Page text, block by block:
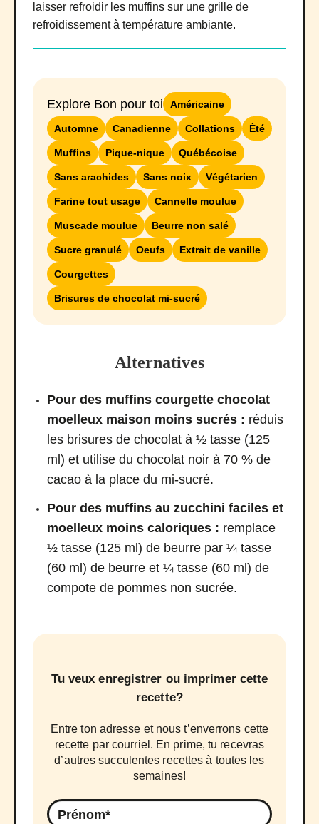
laisser refroidir les muffins sur une grille de
refroidissement à température ambiante.
Explore Bon pour toi Américaine
Automne Canadienne Collations Été
Muffins Pique-nique Québécoise
Sans arachides Sans noix Végétarien
Farine tout usage Cannelle moulue
Muscade moulue Beurre non salé
Sucre granulé Oeufs Extrait de vanille
Courgettes
Brisures de chocolat mi-sucré
Alternatives
Pour des muffins courgette chocolat
moelleux maison moins sucrés : réduis
les brisures de chocolat à ½ tasse (125
ml) et utilise du chocolat noir à 70 % de
cacao à la place du mi-sucré.
Pour des muffins au zucchini faciles et
moelleux moins caloriques : remplace
½ tasse (125 ml) de beurre par ¼ tasse
(60 ml) de beurre et ¼ tasse (60 ml) de
compote de pommes non sucrée.
Tu veux enregistrer ou imprimer cette
recette?
Entre ton adresse et nous t’enverrons cette
recette par courriel. En prime, tu recevras
d’autres succulentes recettes à toutes les
semaines!